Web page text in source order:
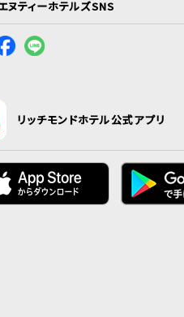
ヌティーホテルズSNS
リッチモンドホテル公式アプリ